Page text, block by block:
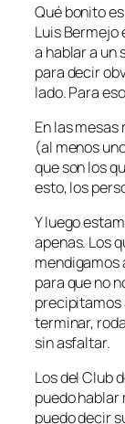
Qué bonito
Luis Bermejo
a hablar a un
para decir
lado. Para
En las
(al menos
que son los
esto, los
Y luego
apenas. Los
mendigamos
para que no
precipitamos
terminar,
sin asfaltar.
Los del Club
puedo hablar
puedo decir